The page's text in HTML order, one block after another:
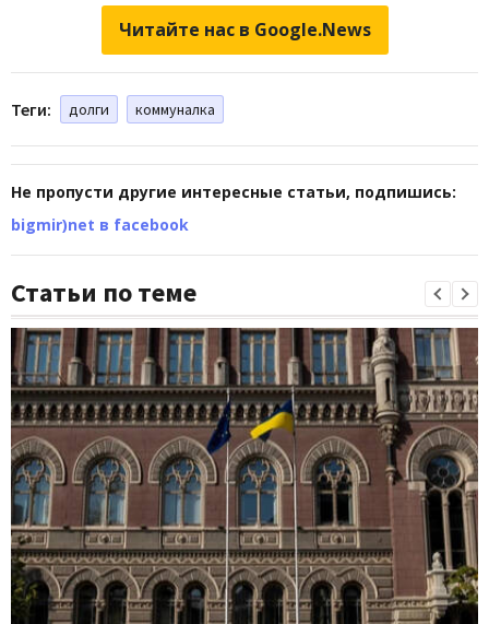
Читайте нас в Google.News
Теги: долги коммуналка
Не пропусти другие интересные статьи, подпишись:
bigmir)net в facebook
Статьи по теме